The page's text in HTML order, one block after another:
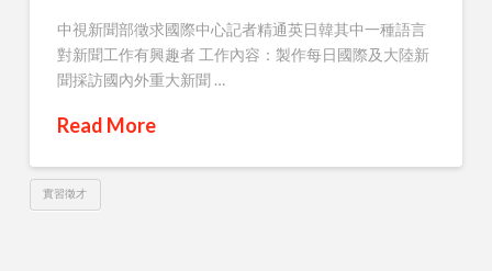
中視新聞部徵求國際中心記者精通英日韓其中一種語言
對新聞工作有興趣者 工作內容：製作每日國際及大陸新
聞採訪國內外重大新聞 …
Read More
實習徵才